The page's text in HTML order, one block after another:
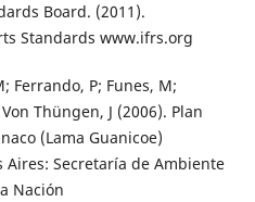
Board. (2011).
Standards www.ifrs.org
Ferrando, P; Funes, M;
Thüngen, J (2006). Plan
(Lama Guanicoe)
Secretaría de Ambiente
Nación